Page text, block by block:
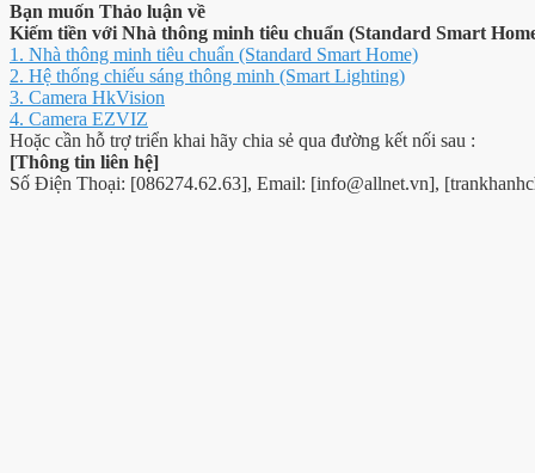
Bạn muốn Thảo luận về
Kiếm tiền với Nhà thông minh tiêu chuẩn (Standard Smart
1. Nhà thông minh tiêu chuẩn (Standard Smart Home)
2. Hệ thống chiếu sáng thông minh (Smart Lighting)
3. Camera HkVision
4. Camera EZVIZ
Hoặc cần hỗ trợ triển khai hãy chia sẻ qua đường kết nối sau :
[Thông tin liên hệ]
Số Điện Thoại: [086274.62.63], Email: [info@allnet.vn],